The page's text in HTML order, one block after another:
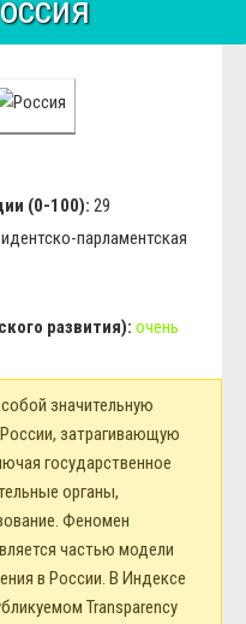
(0-100): 29
парламентская
развития): очень
значительную
затрагивающую
государственное
органы,
Феномен
частью модели
в России. В Индексе
Transparency